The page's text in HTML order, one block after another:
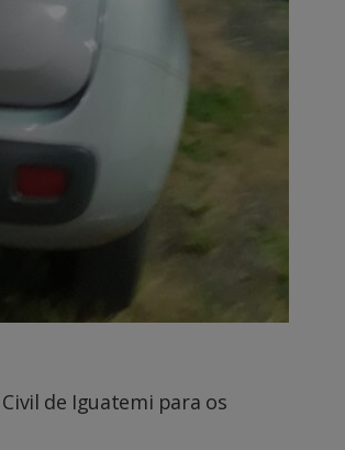
de Iguatemi para os